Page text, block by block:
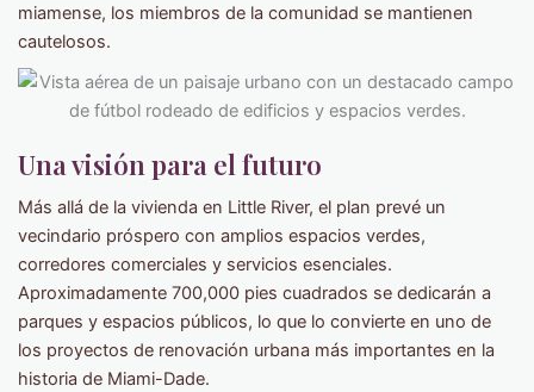
miamense, los miembros de la comunidad se mantienen
cautelosos.
Una visión para el futuro
Más allá de la vivienda en Little River, el plan prevé un
vecindario próspero con amplios espacios verdes,
corredores comerciales y servicios esenciales.
Aproximadamente 700,000 pies cuadrados se dedicarán a
parques y espacios públicos, lo que lo convierte en uno de
los proyectos de renovación urbana más importantes en la
historia de Miami-Dade.